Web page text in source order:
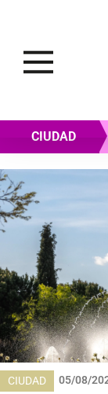
CIUDAD
CIUDAD 05/08/